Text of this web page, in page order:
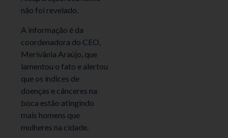
não foi revelado.
A informação é da
coordenadora do CEO,
Merivânia Araújo, que
lamentou o fato e alertou
que os índices de
doenças e cânceres na
boca estão atingindo
mais homens que
mulheres na cidade.